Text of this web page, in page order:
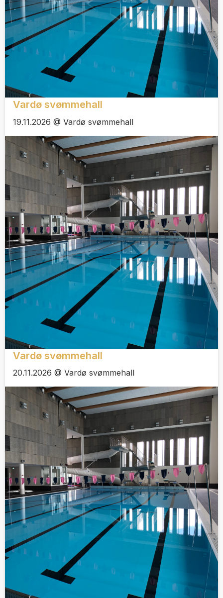
Vardø svømmehall
19.11.2026 @ Vardø svømmehall
Vardø svømmehall
20.11.2026 @ Vardø svømmehall